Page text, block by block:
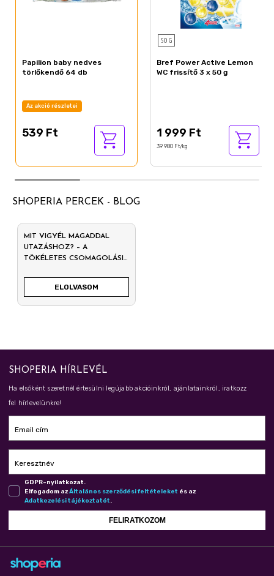
Papilion baby nedves
törlőkendő 64 db
Az akció részletei
539 Ft
50 G
Bref Power Active Lemon
WC frissítő 3 x 50 g
1 999 Ft
39 980 Ft/kg
SHOPERIA PERCEK - BLOG
MIT VIGYÉL MAGADDAL
UTAZÁSHOZ? – A
TÖKÉLETES CSOMAGOLÁSI
ELOLVASOM
SHOPERIA HÍRLEVÉL
Ha elsőként szeretnél értesülni legújabb akcióinkról, ajánlatainkról, iratkozz
fel hírlevelünkre!
Email cím
Keresztnév
GDPR-nyilatkozat.
Elfogadom azÁl­ta­lá­nos szer­ző­dé­si fel­té­te­le­ket és az
Adat­ke­ze­lé­si tá­jé­koz­ta­tót.
FELIRATKOZOM